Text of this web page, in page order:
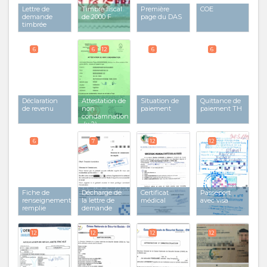
Lettre de
demande
timbrée
Timbre fiscal
de 2000 F
Première
page du DAS
COE
Déclaration
de revenu
6
Attestation de
non
condamnation
(x 2)
6 12
Situation de
paiement
6
Quittance de
paiement TH
6
Fiche de
renseignements
remplie
6
Décharge de
la lettre de
demande
7
Certificat
médical
12
Passeport
avec visa
12
12 12 12 12